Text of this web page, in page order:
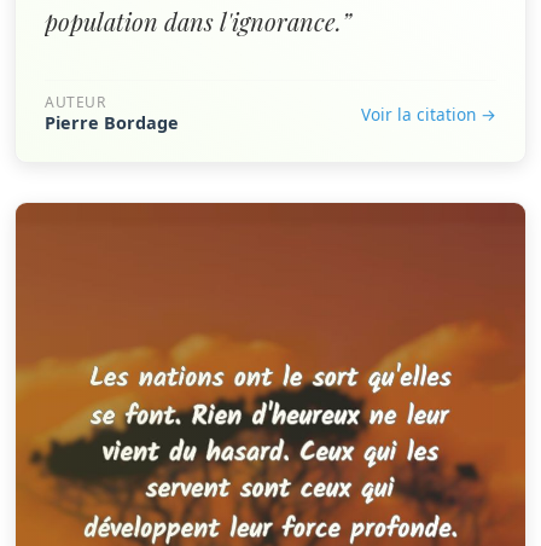
population dans l'ignorance.”
AUTEUR
Pierre Bordage Voir la citation →